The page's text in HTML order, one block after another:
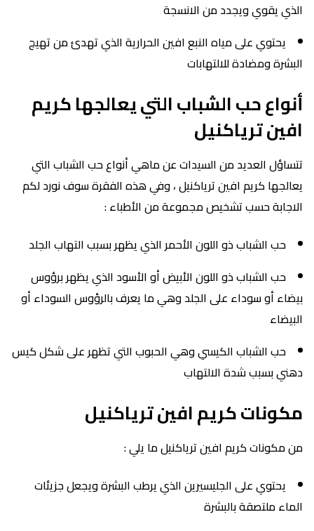
الذي يقوي ويجدد من الانسجة
يحتوي على مياه النبع افين الحرارية الذي تهدئ من تهيج
البشرة ومضادة للالتهابات
أنواع حب الشباب التي يعالجها كريم
افين ترياكنيل
تتساؤل العديد من السيدات عن ماهي أنواع حب الشباب التي
يعالجها كريم افين ترياكنيل ، وفي هذه الفقرة سوف نورد لكم
الاجابة حسب تشخيص مجموعة من الأطباء :
حب الشباب ذو اللون الأحمر الذي يظهر بسبب التهاب الجلد
حب الشباب ذو اللون الأبيض أو الأسود الذي يظهر برؤوس
بيضاء أو سوداء على الجلد وهي ما يعرف بالرؤوس السوداء أو
البيضاء
حب الشباب الكيسي وهي الحبوب التي تظهر على شكل كيس
دهني بسبب شدة الالتهاب
مكونات كريم افين ترياكنيل
من مكونات كريم افين ترياكنيل ما يلي :
يحتوي على الجليسيرين الذي يرطب البشرة ويجعل جزيئات
الماء ملتصقة بالبشرة